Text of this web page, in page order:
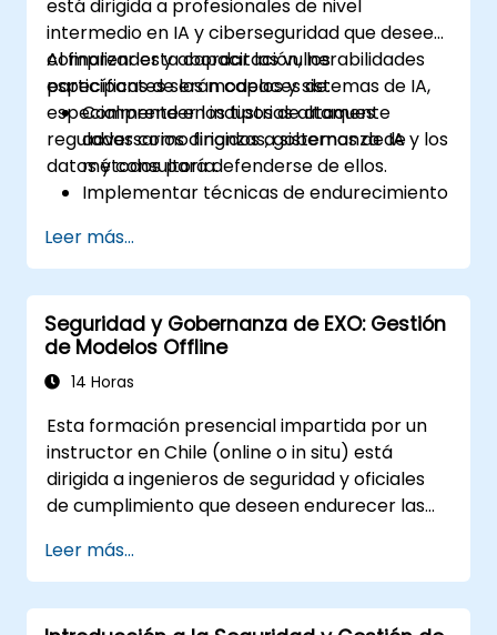
está dirigida a profesionales de nivel
intermedio en IA y ciberseguridad que deseen
comprender y abordar las vulnerabilidades
específicas de los modelos y sistemas de IA,
especialmente en industrias altamente
reguladas como finanzas, gobernanza de
datos y consultoría.
Al finalizar esta capacitación, los
participantes serán capaces de:
Comprender los tipos de ataques
adversarios dirigidos a sistemas de IA y los
métodos para defenderse de ellos.
Implementar técnicas de endurecimiento
trabajo del aprendizaje automático.
Garantizar la seguridad e integridad de
los datos en los modelos de aprendizaje
automático.
Navegar por los requisitos de
cumplimiento regulatorio relacionados
Leer más...
Seguridad y Gobernanza de EXO: Gestión
de Modelos Offline
14 Horas
Esta formación presencial impartida por un
instructor en Chile (online o in situ) está
dirigida a ingenieros de seguridad y oficiales
de cumplimiento que deseen endurecer las
acceso a los modelos y gobernar las cargas
de trabajo de IA que se ejecutan
completamente en instalaciones propias.
Leer más...